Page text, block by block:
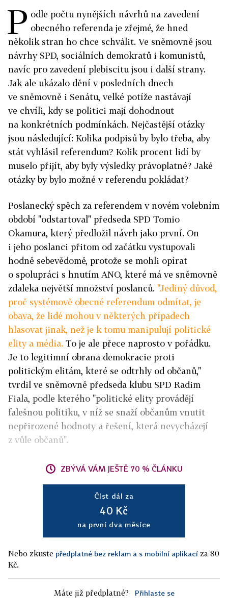
P odle počtu nynějších návrhů na zavedení
obecného referenda je zřejmé, že hned
několik stran ho chce schválit. Ve sněmovně jsou
návrhy SPD, sociálních demokratů i komunistů,
navíc pro zavedení plebiscitu jsou i další strany.
Jak ale ukázalo dění v posledních dnech
ve sněmovně i Senátu, velké potíže nastávají
ve chvíli, kdy se politici mají dohodnout
na konkrétních podmínkách. Nejčastější otázky
jsou následující: Kolika podpisů by bylo třeba, aby
stát vyhlásil referendum? Kolik procent lidí by
muselo přijít, aby byly výsledky právoplatné? Jaké
otázky by bylo možné v referendu pokládat?
Poslanecký spěch za referendem v novém volebním
období "odstartoval" předseda SPD Tomio
Okamura, který předložil návrh jako první. On
i jeho poslanci přitom od začátku vystupovali
hodně sebevědomě, protože se mohli opírat
o spolupráci s hnutím ANO, které má ve sněmovně
zdaleka největší množství poslanců. "Jediný důvod,
proč systémově obecné referendum odmítat, je
obava, že lidé mohou v některých případech
hlasovat jinak, než je k tomu manipulují politické
elity a média. To je ale přece naprosto v pořádku.
Je to legitimní obrana demokracie proti
politickým elitám, které se odtrhly od občanů,"
tvrdil ve sněmovně předseda klubu SPD Radim
Fiala, podle kterého "politické elity provádějí
falešnou politiku, v níž se snaží občanům vnutit
nepřirozené hodnoty a řešení, která nevycházejí
z vůle občanů".
ZBÝVÁ VÁM JEŠTĚ 70 % ČLÁNKU
Číst dál za
40 Kč
na první dva měsíce
Nebo zkuste předplatné bez reklam a s mobilní aplikací za 80
Kč.
Máte již předplatné? Přihlaste se